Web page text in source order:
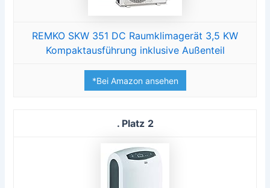
REMKO SKW 351 DC Raumklimagerät 3,5 KW
Kompaktausführung inklusive Außenteil
*Bei Amazon ansehen
2